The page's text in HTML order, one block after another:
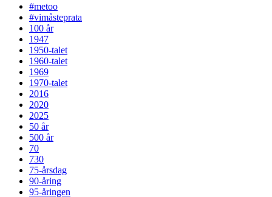
#metoo
#vimåsteprata
100 år
1947
1950-talet
1960-talet
1969
1970-talet
2016
2020
2025
50 år
500 år
70
730
75-årsdag
90-åring
95-åringen